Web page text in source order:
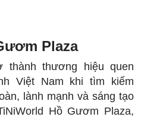
Plaza
thành thương hiệu quen
Việt Nam khi tìm kiếm
lành mạnh và sáng tạo
Hồ Gươm Plaza,